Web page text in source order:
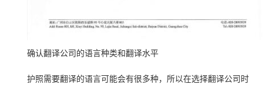
确认翻译公司的语言种类和翻译水平
护照需要翻译的语言可能会有很多种，所以在选择翻译公司时